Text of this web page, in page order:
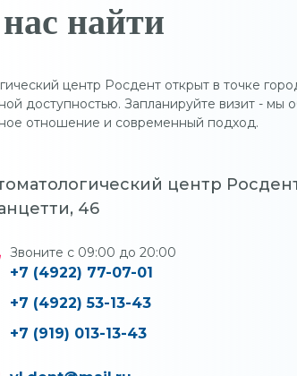
найти
центр Росдент открыт в точке
доступностью. Запланируйте визит - мы
отношение и современный подход.
центр
46
Звоните с 09:00 до 20:00
+7 (4922) 77-07-01
+7 (4922) 53-13-43
+7 (919) 013-13-43